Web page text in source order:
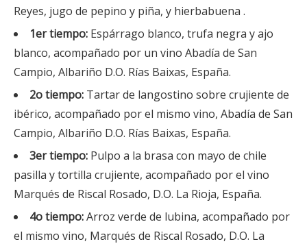
Reyes, jugo de pepino y piña, y hierbabuena .
1er tiempo: Espárrago blanco, trufa negra y ajo
blanco, acompañado por un vino Abadía de San
Campio, Albariño D.O. Rías Baixas, España.
2o tiempo: Tartar de langostino sobre crujiente de
ibérico, acompañado por el mismo vino, Abadía de San
Campio, Albariño D.O. Rías Baixas, España.
3er tiempo: Pulpo a la brasa con mayo de chile
pasilla y tortilla crujiente, acompañado por el vino
Marqués de Riscal Rosado, D.O. La Rioja, España.
4o tiempo:Arroz verde de lubina, acompañado por
el mismo vino, Marqués de Riscal Rosado, D.O. La